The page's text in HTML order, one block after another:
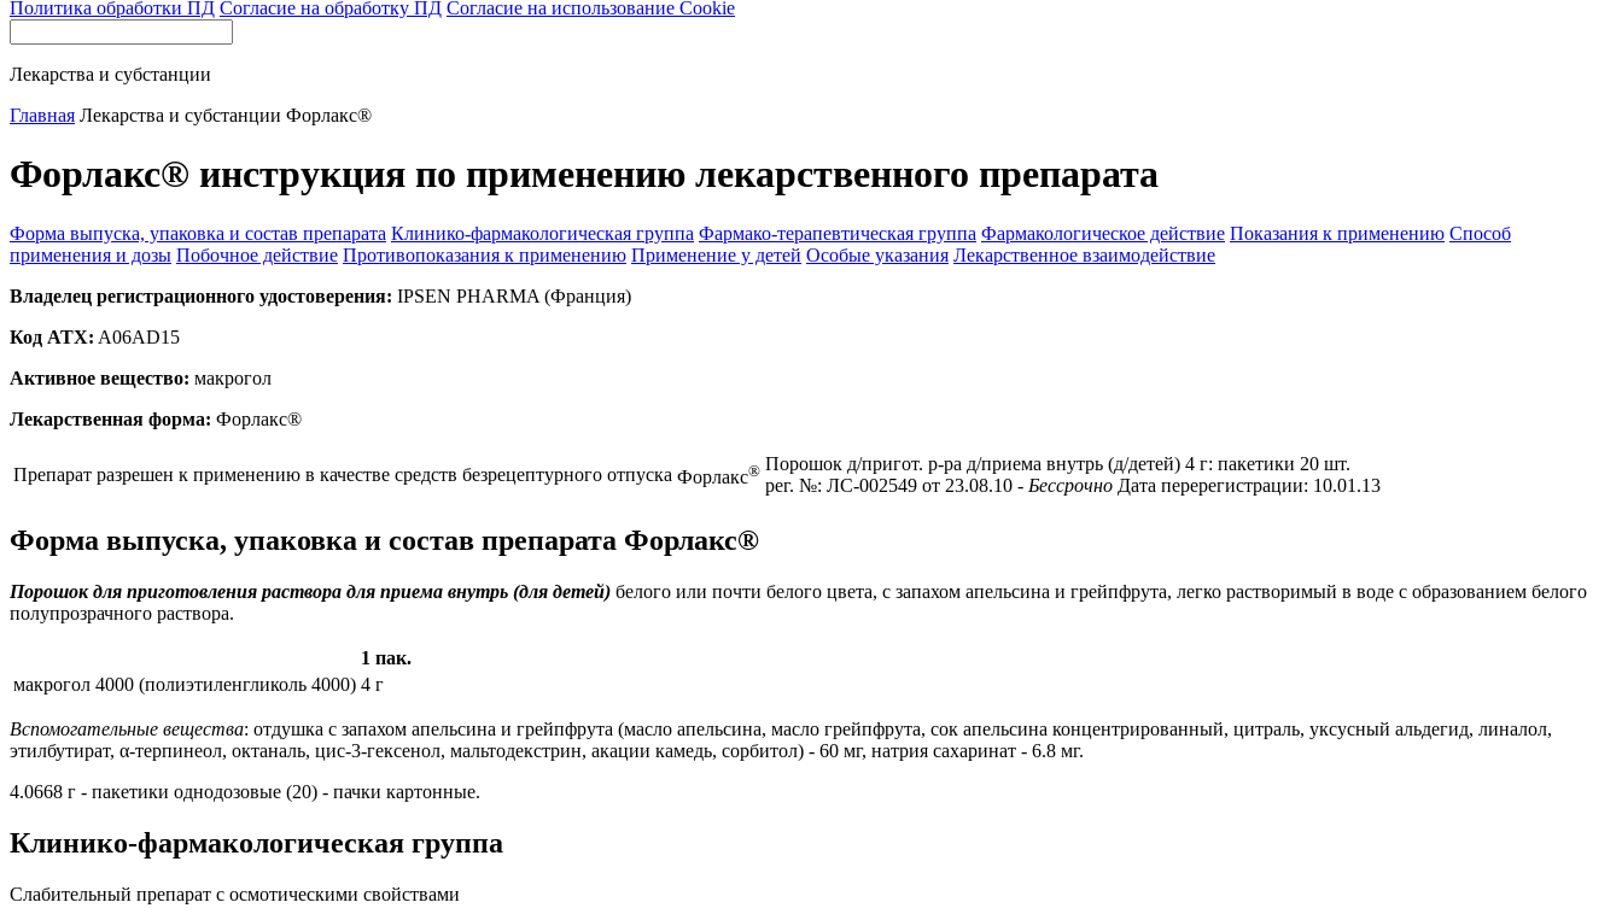
Политика обработки ПД Согласие на обработку ПД Согласие на использование Cookie
Лекарства и субстанции
Главная Лекарства и субстанции Форлакс®
Форлакс® инструкция по применению лекарственного препарата
Форма выпуска, упаковка и состав препарата Клинико-фармакологическая группа Фармако-терапевтическая группа Фармакологическое действие Показания к применению Способ
применения и дозы Побочное действие Противопоказания к применению Применение у детей Особые указания Лекарственное взаимодействие
Владелец регистрационного удостоверения: IPSEN PHARMA (Франция)
Код ATX: A06AD15
Активное вещество: макрогол
Лекарственная форма: Форлакс®
Препарат разрешен к применению в качестве средств безрецептурного отпуска Форлакс® Порошок д/пригот. р-ра д/приема внутрь (д/детей) 4 г: пакетики 20 шт.
рег. №: ЛС-002549 от 23.08.10 - Бессрочно Дата перерегистрации: 10.01.13
Форма выпуска, упаковка и состав препарата Форлакс®
Порошок для приготовления раствора для приема внутрь (для детей) белого или почти белого цвета, с запахом апельсина и грейпфрута, легко растворимый в воде с образованием белого
полупрозрачного раствора.
1 пак.
макрогол 4000 (полиэтиленгликоль 4000) 4 г
Вспомогательные вещества: отдушка с запахом апельсина и грейпфрута (масло апельсина, масло грейпфрута, сок апельсина концентрированный, цитраль, уксусный альдегид, линалол,
этилбутират, α-терпинеол, октаналь, цис-3-гексенол, мальтодекстрин, акации камедь, сорбитол) - 60 мг, натрия сахаринат - 6.8 мг.
4.0668 г - пакетики однодозовые (20) - пачки картонные.
Клинико-фармакологическая группа
Слабительный препарат с осмотическими свойствами